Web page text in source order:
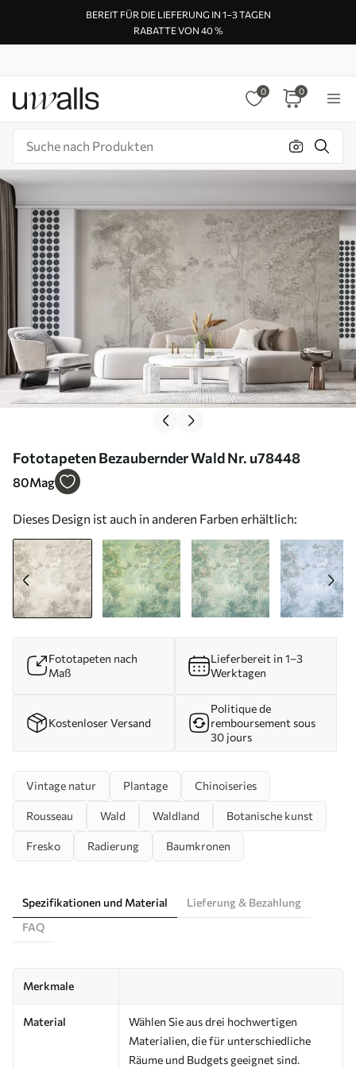
BEREIT FÜR DIE LIEFERUNG IN 1–3 TAGEN
RABATTE VON 40 %
0 0
Fototapeten Bezaubernder Wald Nr. u78448
80Mag
Dieses Design ist auch in anderen Farben erhältlich:
Fototapeten nach
Maß
Lieferbereit in 1–3
Werktagen
Kostenloser Versand
Politique de
remboursement sous
30 jours
Vintage natur Plantage Chinoiseries
Rousseau Wald Waldland Botanische kunst
Fresko Radierung Baumkronen
Spezifikationen und Material
Lieferung & Bezahlung
FAQ
Merkmale
Material
Wählen Sie aus drei hochwertigen
Materialien, die für unterschiedliche
Räume und Budgets geeignet sind.